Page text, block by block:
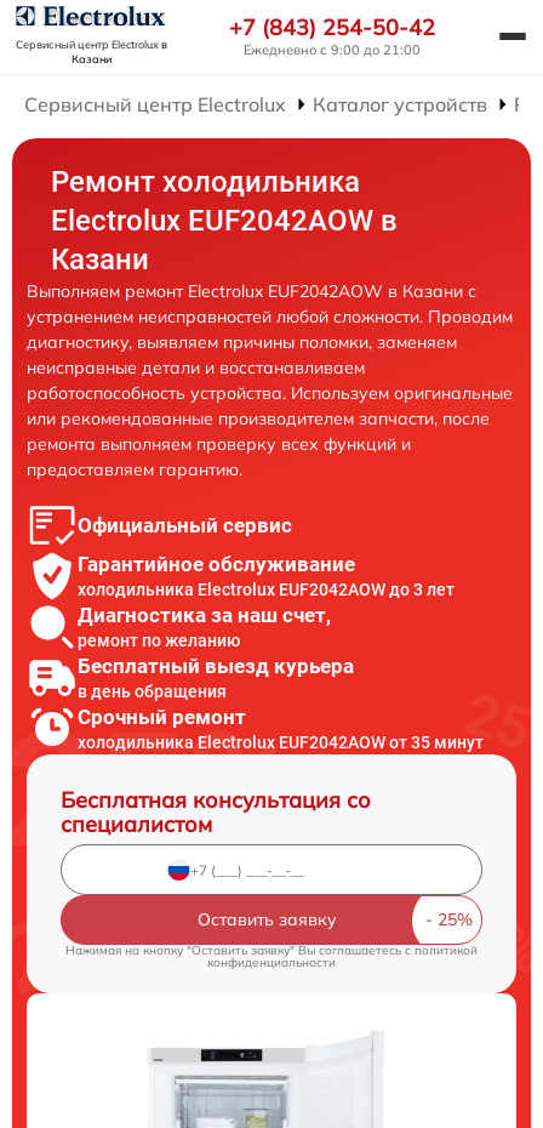
Сервисный центр Electroluxв
Казани
+7 (843) 254-50-42
Ежедневно с 9:00 до 21:00
Сервисный центр Electrolux Каталог устройств
Ремонт холодильника
Electrolux EUF2042AOW в
Казани
Выполняем ремонт Electrolux EUF2042AOW в Казани с
устранением неисправностей любой сложности. Проводим
диагностику, выявляем причины поломки, заменяем
неисправные детали и восстанавливаем
работоспособность устройства. Используем оригинальные
или рекомендованные производителем запчасти, после
ремонта выполняем проверку всех функций и
предоставляем гарантию.
Официальный сервис
Гарантийное обслуживание
холодильника Electrolux EUF2042AOW до 3 лет
Диагностика за наш счет,
ремонт по желанию
Бесплатный выезд курьера
в день обращения
Срочный ремонт
холодильника Electrolux EUF2042AOW от 35 минут
Бесплатная консультация со
специалистом
Оставить заявку
Нажимая на кнопку "Оставить заявку" Вы соглашаетесь c политикой
конфиденциальности